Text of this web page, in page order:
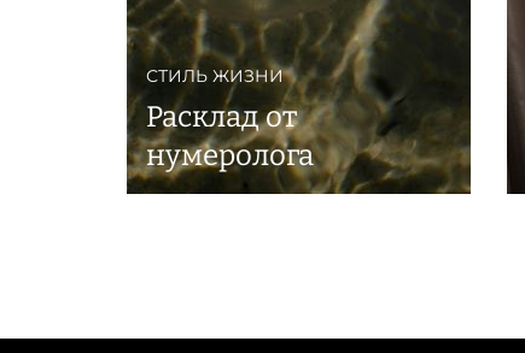
СТИЛЬ ЖИЗНИ
Расклад от
нумеролога